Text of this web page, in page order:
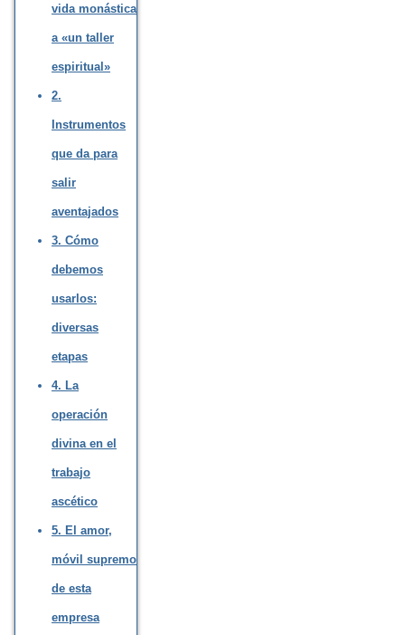
vida monástica
a «un taller
espiritual»
2.
Instrumentos
que da para
salir
aventajados
3. Cómo
debemos
usarlos:
diversas
etapas
4. La
operación
divina en el
trabajo
ascético
5. El amor,
móvil supremo
de esta
empresa